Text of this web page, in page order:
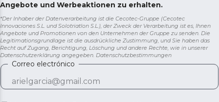
Angebote und Werbeaktionen zu erhalten.
*Der Inhaber der Datenverarbeitung ist die Cecotec-Gruppe (Cecotec
Innovaciones S.L. und Solotriatlon S.L.), der Zweck der Verarbeitung ist es, Ihnen
Angebote und Promotionen von den Unternehmen der Gruppe zu senden. Die
Legitimationsgrundlage ist die ausdrückliche Zustimmung, und Sie haben das
Recht auf Zugang, Berichtigung, Löschung und andere Rechte, wie in unserer
Datenschutzerklärung angegeben. Datenschutzbestimmungen
Correo electrónico